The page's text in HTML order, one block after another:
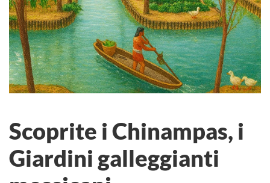
Scoprite i Chinampas, i
Giardini galleggianti